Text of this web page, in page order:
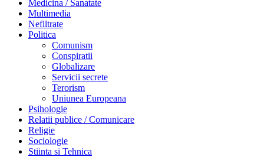
Medicina / Sanatate
Multimedia
Nefiltrate
Politica
Comunism
Conspiratii
Globalizare
Servicii secrete
Terorism
Uniunea Europeana
Psihologie
Relatii publice / Comunicare
Religie
Sociologie
Stiinta si Tehnica